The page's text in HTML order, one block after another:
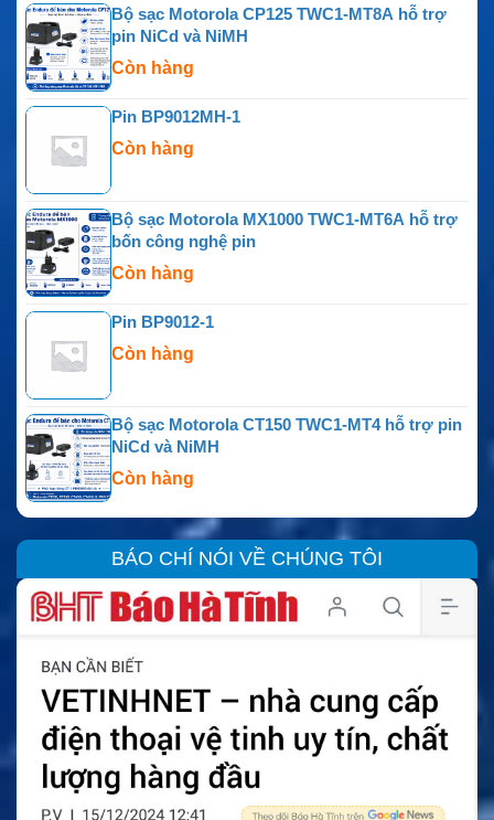
Bộ sạc Motorola CP125 TWC1-MT8A hỗ trợ
pin NiCd và NiMH
Còn hàng
Pin BP9012MH-1
Còn hàng
Bộ sạc Motorola MX1000 TWC1-MT6A hỗ trợ
bốn công nghệ pin
Còn hàng
Pin BP9012-1
Còn hàng
Bộ sạc Motorola CT150 TWC1-MT4 hỗ trợ pin
NiCd và NiMH
Còn hàng
BÁO CHÍ NÓI VỀ CHÚNG TÔI